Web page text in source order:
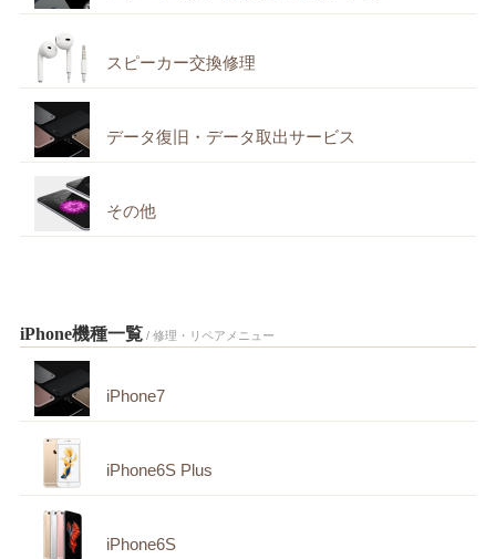
スピーカー交換修理
データ復旧・データ取出サービス
その他
iPhone機種一覧 / 修理・リペアメニュー
iPhone7
iPhone6S Plus
iPhone6S